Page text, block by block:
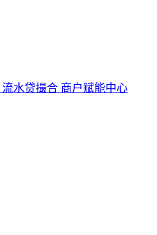
流水贷撮合 商户赋能中心